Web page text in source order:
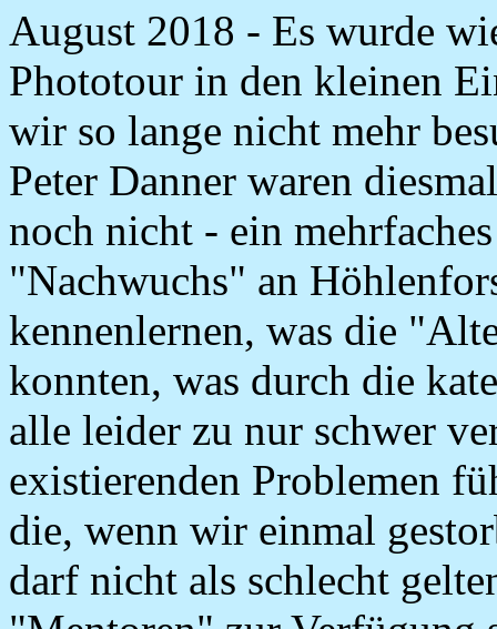
August 2018 - Es wurde
Phototour in den kleinen
wir so lange nicht mehr
Peter Danner waren
noch nicht - ein
"Nachwuchs" an
kennenlernen, was die
konnten, was durch die
alle leider zu nur schwer
existierenden Problemen
die, wenn wir einmal
darf nicht als schlecht